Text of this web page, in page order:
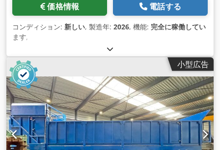
価格情報 電話する
コンディション: 新しい, 製造年: 2026, 機能: 完全に稼働してい
ます,
小型広告